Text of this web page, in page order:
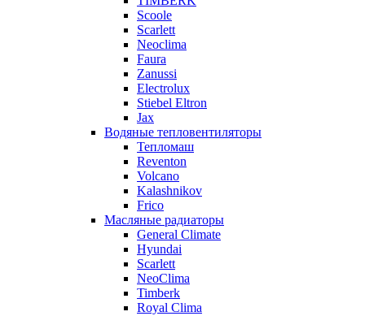
Scoole
Scarlett
Neoclima
Faura
Zanussi
Electrolux
Stiebel Eltron
Jax
Водяные тепловентиляторы
Тепломаш
Reventon
Volcano
Kalashnikov
Frico
Масляные радиаторы
General Climate
Hyundai
Scarlett
NeoClima
Timberk
Royal Clima